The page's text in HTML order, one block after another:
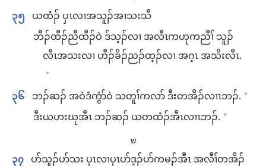
၃၅ ယ​ထံၣ်​ ပှၤလၢ​အ​သူၣ်​အၢ​သး​သီ
ဘီၣ်ထီၣ်​ညီထီၣ်​ဝဲ ဒ်​သ့ၣ်​လၢ အ​လီၤ​ကဟု​ကညီၢ် သူၣ်​
လီၤ​အသး​လၢ ဟီၣ်ခိၣ်​ညၣ်​ထ့ၣ်​လၢ အဂ့ၤ​ အသိး​လီၤ.
+
၃၆ ဘၣ်ဆၣ်​ အ​ဝဲ​ဒံကွံာ်ဝဲ သတူၢ်​ကလာ် ဒီး​တအိၣ်​လၢၤဘၣ်. +
ဒီး​ယ​ဟး​ဃု​အီၤ ဘၣ်ဆၣ်​ ယ​တထံၣ်​အီၤ​လၢၤဘၣ်. +
ש
၃၇ ပာ်သူၣ်​ပာ်သး ပှၤလၢ​ပှၤ​ပာ်ဒ့ၣ်​ပာ်​ကမၣ်​အီၤ အလီၢ်​တအိၣ်​